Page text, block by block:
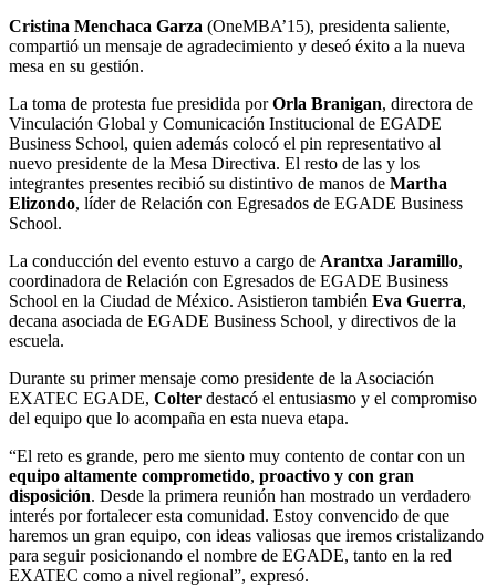
Cristina Menchaca Garza (OneMBA’15), presidenta saliente,
compartió un mensaje de agradecimiento y deseó éxito a la nueva
mesa en su gestión.
La toma de protesta fue presidida porOrla Branigan, directora de
Vinculación Global y Comunicación Institucional de EGADE
Business School, quien además colocó el pin representativo al
nuevo presidente de la Mesa Directiva. El resto de las y los
integrantes presentes recibió su distintivo de manos de Martha
Elizondo, líder de Relación con Egresados de EGADE Business
School.
La conducción del evento estuvo a cargo de Arantxa Jaramillo,
coordinadora de Relación con Egresados de EGADE Business
School en la Ciudad de México. Asistieron también Eva Guerra,
decana asociada de EGADE Business School, y directivos de la
escuela.
Durante su primer mensaje como presidente de la Asociación
EXATEC EGADE, Colter destacó el entusiasmo y el compromiso
del equipo que lo acompaña en esta nueva etapa.
“El reto es grande, pero me siento muy contento de contar con un
equipo altamente comprometido, proactivo y con gran
disposición. Desde la primera reunión han mostrado un verdadero
interés por fortalecer esta comunidad. Estoy convencido de que
haremos un gran equipo, con ideas valiosas que iremos cristalizando
para seguir posicionando el nombre de EGADE, tanto en la red
EXATEC como a nivel regional”, expresó.